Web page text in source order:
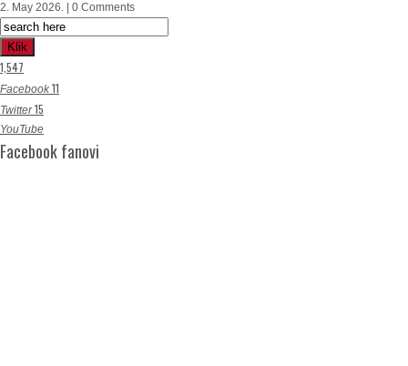
2. May 2026. | 0 Comments
Klik
1,547
Facebook 11
Twitter 15
YouTube
Facebook fanovi